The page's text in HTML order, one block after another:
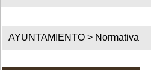
AYUNTAMIENTO > Normativa